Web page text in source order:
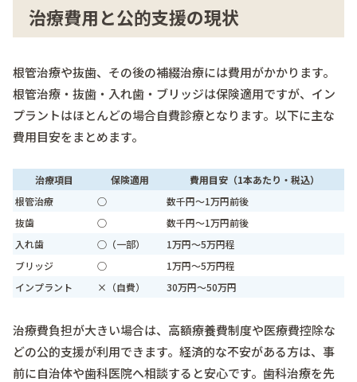
治療費用と公的支援の現状
根管治療や抜歯、その後の補綴治療には費用がかかります。
根管治療・抜歯・入れ歯・ブリッジは保険適用ですが、イン
プラントはほとんどの場合自費診療となります。以下に主な
費用目安をまとめます。
治療項目 保険適用
費用目安（1本あたり・税込）
根管治療
○
数千円～1万円前後
抜歯
○
数千円～1万円前後
入れ歯
○（一部）
1万円～5万円程
ブリッジ
○
1万円～5万円程
インプラント
×（自費） 30万円～50万円
治療費負担が大きい場合は、高額療養費制度や医療費控除な
どの公的支援が利用できます。経済的な不安がある方は、事
前に自治体や歯科医院へ相談すると安心です。歯科治療を先